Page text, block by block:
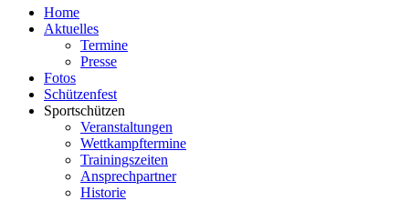
Home
Aktuelles
Termine
Presse
Fotos
Schützenfest
Sportschützen
Veranstaltungen
Wettkampftermine
Trainingszeiten
Ansprechpartner
Historie